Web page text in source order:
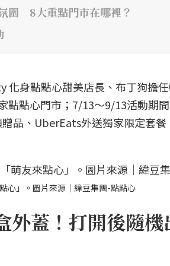
圍 8大重點門市在哪裡？
化身點點心甜美店長、布丁狗擔
點點心門市；7/13～9/13活動期
品、UberEats外送獨家限定套
心」。圖片來源｜緯豆集團-點點心
外蓋！打開後隨